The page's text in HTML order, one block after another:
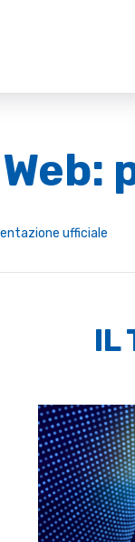
ufficiale
IL